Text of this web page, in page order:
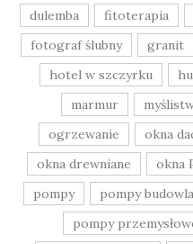
dulemba
fitoterapia
fotograf ślubny
granit
hotel w szczyrku
marmur
ogrzewanie
okna
okna drewniane
okna
pompy
pompy
pompy